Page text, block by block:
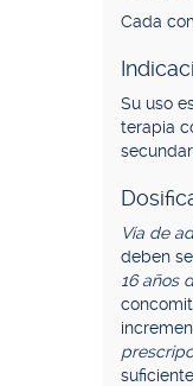
Cada
Su uso
terapia
Vía de
deben
16 años